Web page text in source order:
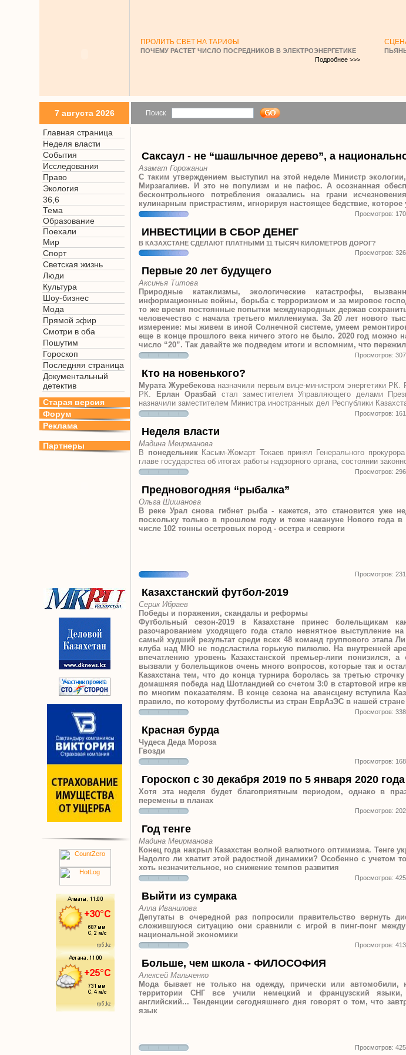
ПРОЛИТЬ СВЕТ НА ТАРИФЫ
ПОЧЕМУ РАСТЕТ ЧИСЛО ПОСРЕДНИКОВ В ЭЛЕКТРОЭНЕРГЕТИКЕ
Подробнее >>>
7 августа 2026 Поиск
Главная страница
Неделя власти
События
Исследования
Право
Экология
36,6
Тема
Образование
Поехали
Мир
Спорт
Светская жизнь
Люди
Культура
Шоу-бизнес
Мода
Прямой эфир
Смотри в оба
Пошутим
Гороскоп
Последняя страница
Документальный
детектив
Старая версия
Форум
Реклама
Партнеры
Саксаул - не “шашлычное дерево”, а
Азамат Горожанин
С таким утверждением выступил на этой неделе Министр
Мирзагалиев. И это не популизм и не пафос. А осознанная
бесконтрольного потребления оказались на грани
кулинарным пристрастиям, игнорируя настоящее бедствие, которое
Просмотров:
ИНВЕСТИЦИИ В СБОР ДЕНЕГ
В КАЗАХСТАНЕ СДЕЛАЮТ ПЛАТНЫМИ 11 ТЫСЯЧ КИЛОМЕТРОВ ДОРОГ?
Просмотров:
Первые 20 лет будущего
Аксинья Титова
Природные катаклизмы, экологические катастрофы,
информационные войны, борьба с терроризмом и за мировое
то же время постоянные попытки международных держав
человечество с начала третьего миллениума. За 20 лет нового
измерение: мы живем в иной Солнечной системе, умеем
еще в конце прошлого века ничего этого не было. 2020 год можно
число “20”. Так давайте же подведем итоги и вспомним, что
Просмотров:
Кто на новенького?
Мурата Журебекованазначили первым вице-министром энергетики РК.
РК.
Ерлан Оразбай стал заместителем Управляющего делами
назначили заместителем Министра иностранных дел Республики
Просмотров:
Неделя власти
Мадина Меирманова
В понедельникКасым-Жомарт Токаев принял Генерального
главе государства об итогах работы надзорного органа, состоянии
Просмотров:
Предновогодняя “рыбалка”
Ольга Шишанова
В реке Урал снова гибнет рыба - кажется, это становится уже
поскольку только в прошлом году и тоже накануне Нового года
числе 102 тонны осетровых пород - осетра и севрюги
Просмотров:
Казахстанский футбол-2019
Серик Ибраев
Победы и поражения, скандалы и реформы
Футбольный сезон-2019 в Казахстане принес болельщикам
разочарованием уходящего года стало невнятное выступление
самый худший результат среди всех 48 команд группового этапа
клуба над МЮ не подсластила горькую пилюлю. На внутренней
впечатлению уровень Казахстанской премьер-лиги
вызвали у болельщиков очень много вопросов, которые так и
Казахстана тем, что до конца турнира боролась за третью
домашняя победа над Шотландией со счетом 3:0 в стартовой игре
по многим показателям. В конце сезона на авансцену вступила
правило, по которому футболисты из стран ЕврАзЭС в нашей
Просмотров:
Красная бурда
Чудеса Деда Мороза
Гвозди
Просмотров:
Гороскоп с 30 декабря 2019 по 5 января 2020 года
Хотя эта неделя будет благоприятным периодом, однако в
перемены в планах
Просмотров:
Год тенге
Мадина Меирманова
Конец года накрыл Казахстан волной валютного оптимизма. Тенге
Надолго ли хватит этой радостной динамики? Особенно с учетом
хоть незначительное, но снижение темпов развития
Просмотров:
Выйти из сумрака
Алла Иванилова
Депутаты в очередной раз попросили правительство вернуть
сложившуюся ситуацию они сравнили с игрой в пинг-понг
национальной экономики
Просмотров:
Больше, чем школа - ФИЛОСОФИЯ
Алексей Мальченко
Мода бывает не только на одежду, прически или
территории СНГ все учили немецкий и французский языки,
английский... Тенденции сегодняшнего дня говорят о том, что
язык
Просмотров: